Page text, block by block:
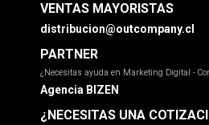
VENTAS MAYORISTAS
distribucion@outcompany.cl
PARTNER
¿Necesitas ayuda en Marketing Digital -
Agencia BIZEN
¿NECESITAS UNA